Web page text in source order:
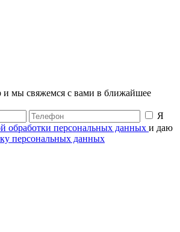
и мы свяжемся с вами в ближайшее
Я
обработки персональных данных и даю
персональных данных